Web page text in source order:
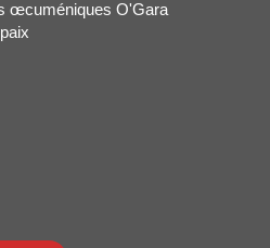
œcuméniques O'Gara